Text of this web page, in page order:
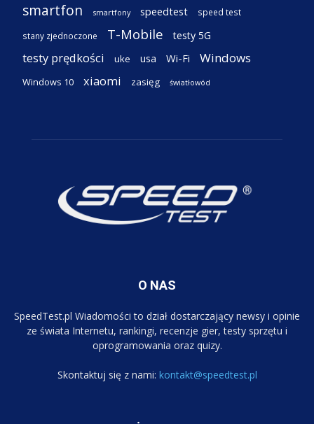
smartfon smartfony speedtest speed test
stany zjednoczone T-Mobile testy 5G
testy prędkości uke usa Wi-Fi Windows
Windows 10 xiaomi zasięg światłowód
O NAS
SpeedTest.pl Wiadomości to dział dostarczający newsy i opinie
ze świata Internetu, rankingi, recenzje gier, testy sprzętu i
oprogramowania oraz quizy.
Skontaktuj się z nami: kontakt@speedtest.pl